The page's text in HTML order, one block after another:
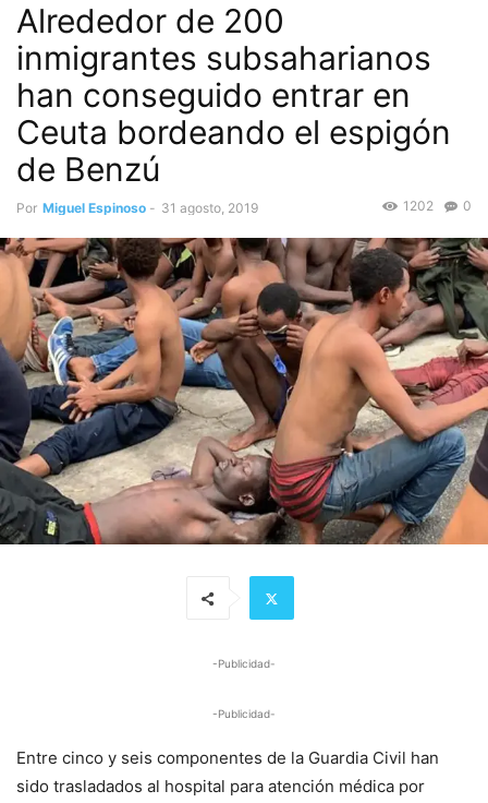
Alrededor de 200
inmigrantes subsaharianos
han conseguido entrar en
Ceuta bordeando el espigón
de Benzú
Por Miguel Espinoso - 31 agosto, 2019 0
1202
-Publicidad-
-Publicidad-
Entre cinco y seis componentes de la Guardia Civil han
sido trasladados al hospital para atención médica por